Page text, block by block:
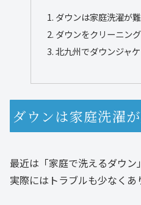
ダウンは家庭洗濯が
ダウンをクリーニン
北九州でダウンジャ
ダウンは家庭洗濯
最近は「家庭で洗えるダウン
実際にはトラブルも少なくあ